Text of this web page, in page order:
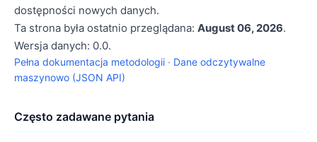
dostępności nowych danych.
Ta strona była ostatnio przeglądana: August 06, 2026.
Wersja danych: 0.0.
Pełna dokumentacja metodologii · Dane odczytywalne
maszynowo (JSON API)
Często zadawane pytania